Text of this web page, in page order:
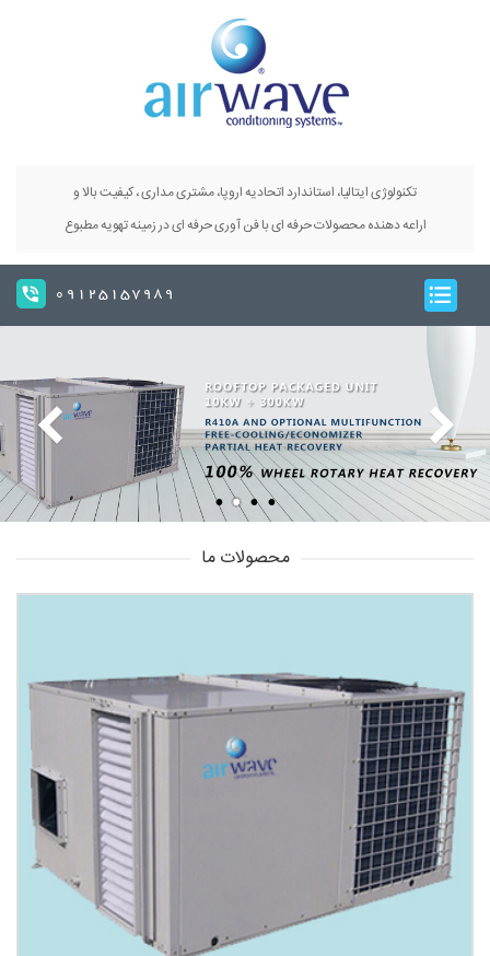
تکنولوژی ایتالیا، استاندارد اتحادیه اروپا، مشتری مداری ، کیفیت بالا و
اراعه دهنده محصولات حرفه ای با فن آوری حرفه ای در زمینه تهویه مطبوع
09125157989
محصولات ما